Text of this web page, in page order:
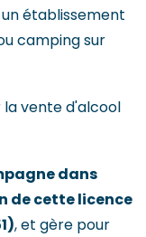
établissement
camping sur
la vente d'alcool
dans
de cette licence
, et gère pour